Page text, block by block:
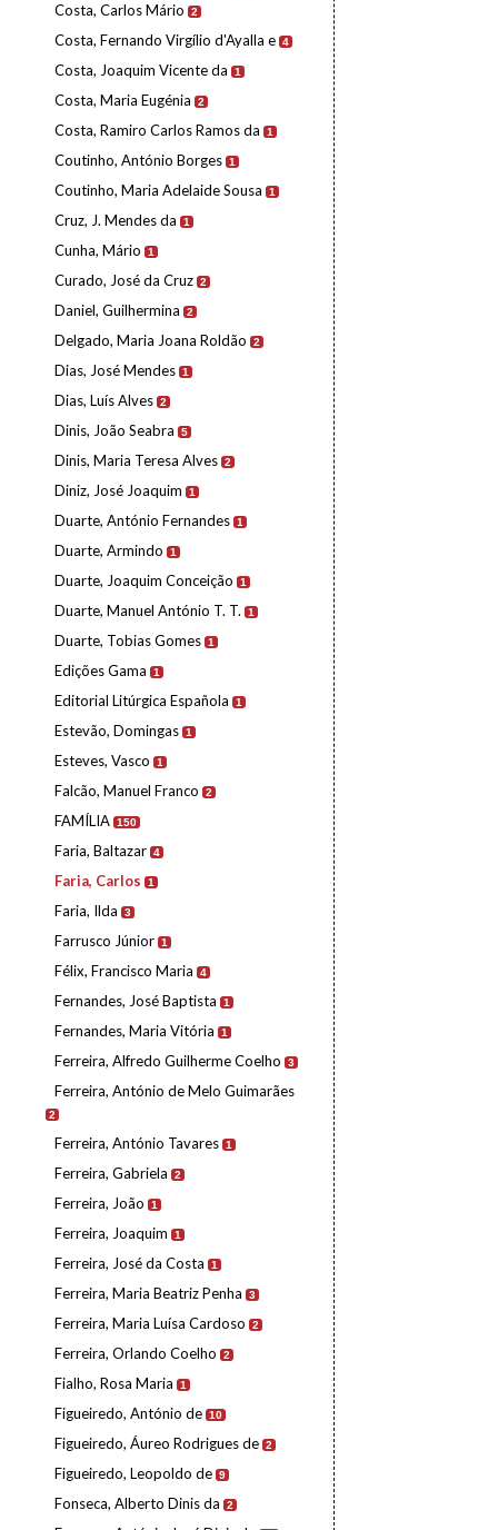
Costa, Carlos Mário 2
Costa, Fernando Virgílio d'Ayalla e 4
Costa, Joaquim Vicente da 1
Costa, Maria Eugénia 2
Costa, Ramiro Carlos Ramos da 1
Coutinho, António Borges 1
Coutinho, Maria Adelaide Sousa 1
Cruz, J. Mendes da 1
Cunha, Mário 1
Curado, José da Cruz 2
Daniel, Guilhermina 2
Delgado, Maria Joana Roldão 2
Dias, José Mendes 1
Dias, Luís Alves 2
Dinis, João Seabra 5
Dinis, Maria Teresa Alves 2
Diniz, José Joaquim 1
Duarte, António Fernandes 1
Duarte, Armindo 1
Duarte, Joaquim Conceição 1
Duarte, Manuel António T. T. 1
Duarte, Tobias Gomes 1
Edições Gama 1
Editorial Litúrgica Española 1
Estevão, Domingas 1
Esteves, Vasco 1
Falcão, Manuel Franco 2
FAMÍLIA 150
Faria, Baltazar 4
Faria, Carlos 1
Faria, Ilda 3
Farrusco Júnior 1
Félix, Francisco Maria 4
Fernandes, José Baptista 1
Fernandes, Maria Vitória 1
Ferreira, Alfredo Guilherme Coelho 3
Ferreira, António de Melo Guimarães
2
Ferreira, António Tavares 1
Ferreira, Gabriela 2
Ferreira, João 1
Ferreira, Joaquim 1
Ferreira, José da Costa 1
Ferreira, Maria Beatriz Penha 3
Ferreira, Maria Luísa Cardoso 2
Ferreira, Orlando Coelho 2
Fialho, Rosa Maria 1
Figueiredo, António de 10
Figueiredo, Áureo Rodrigues de 2
Figueiredo, Leopoldo de 9
Fonseca, Alberto Dinis da 2